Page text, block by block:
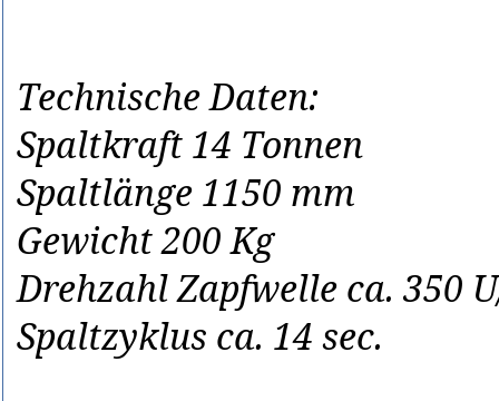
Technische Daten:
Spaltkraft 14 Tonnen
Spaltlänge 1150 mm
Gewicht 200 Kg
Drehzahl Zapfwelle ca. 350
Spaltzyklus ca. 14 sec.